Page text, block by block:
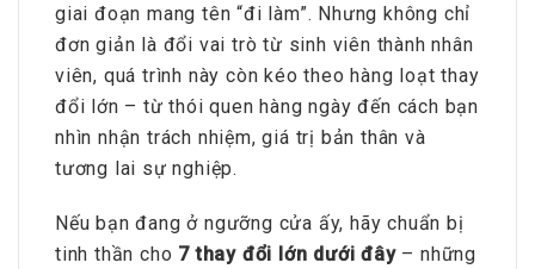
giai đoạn mang tên “đi làm”. Nhưng không chỉ
đơn giản là đổi vai trò từ sinh viên thành nhân
viên, quá trình này còn kéo theo hàng loạt thay
đổi lớn – từ thói quen hàng ngày đến cách bạn
nhìn nhận trách nhiệm, giá trị bản thân và
tương lai sự nghiệp.
Nếu bạn đang ở ngưỡng cửa ấy, hãy chuẩn bị
tinh thần cho 7 thay đổi lớn dưới đây– những